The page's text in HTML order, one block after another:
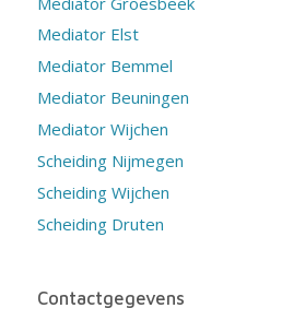
Mediator Elst
Mediator Bemmel
Mediator Beuningen
Mediator Wijchen
Scheiding Nijmegen
Scheiding Wijchen
Scheiding Druten
Contactgegevens